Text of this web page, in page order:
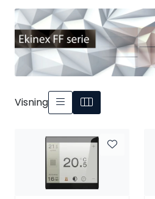
Visning
Smarthus
KNX
Høyttalere
Nettverk